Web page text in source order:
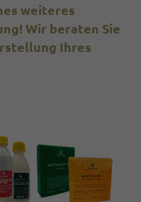
weiteres
Wir beraten Sie
Ihres